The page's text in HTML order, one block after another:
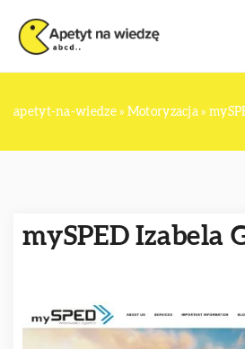
apetyt-na-wiedze» Motoryzacja »
mySPED Izabela